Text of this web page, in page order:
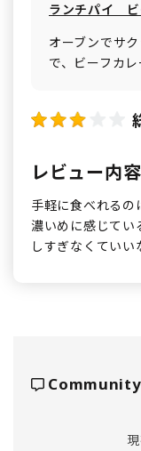
ランチパイ ビ
オーブンでサ
で、ビーフカ
レビュー内容
手軽に食べれるの
濃いめに感じてい
しすぎなくていい